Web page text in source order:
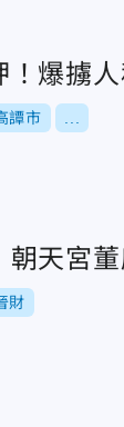
爆擄
譚市
天宮
財